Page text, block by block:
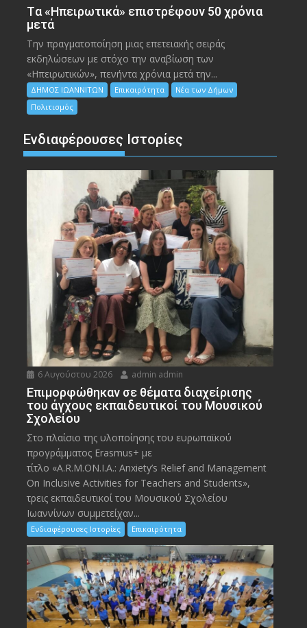
Tα «Ηπειρωτικά» επιστρέφουν 50 χρόνια
μετά
Την πραγματοποίηση μιας επετειακής σειράς
εκδηλώσεων με στόχο την αναβίωση των
«Ηπειρωτικών», πενήντα χρόνια μετά την...
ΔΗΜΟΣ ΙΩΑΝΝΙΤΩΝ Επικαιρότητα
Νέα των Δήμων
Πολιτισμός
Ενδιαφέρουσες Ιστορίες
6 Αυγούστου 2026 admin admin
Eπιμορφώθηκαν σε θέματα διαχείρισης
του άγχους εκπαιδευτικοί του Μουσικού
Σχολείου
Στο πλαίσιο της υλοποίησης του ευρωπαϊκού
προγράμματος Erasmus+ με
τίτλο «A.R.M.ON.I.A.: Anxiety’s Relief and Management
On Inclusive Activities for Teachers and Students»,
τρεις εκπαιδευτικοί του Μουσικού Σχολείου
Ιωαννίνων συμμετείχαν...
Ενδιαφέρουσες Ιστορίες Επικαιρότητα